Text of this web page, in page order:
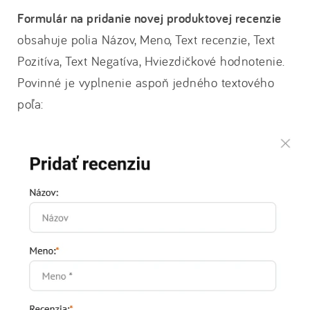
Formulár na pridanie novej produktovej recenzie
obsahuje polia Názov, Meno, Text recenzie, Text
Pozitíva, Text Negatíva, Hviezdičkové hodnotenie.
Povinné je vyplnenie aspoň jedného textového
poľa: